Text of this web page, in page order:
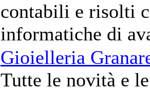
contabili e risolti
informatiche di
Gioielleria
Tutte le novità e